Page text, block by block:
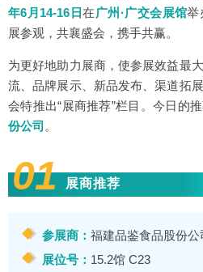
年6月14-16日在广州·广交会展馆举
展参观，共襄盛会，携手共赢。
为更好地助力展商，使参展效益最
流、品牌展示、新品发布、渠道拓
会特推出“展商推荐”栏目。今日的
份公司 。
01 展商推荐
参展商： 福建品鉴食品股份公
展位号： 15.2馆 C23